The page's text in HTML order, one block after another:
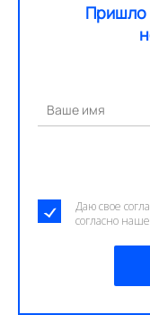
Пришло
Ваше имя
Даю свое
согласно